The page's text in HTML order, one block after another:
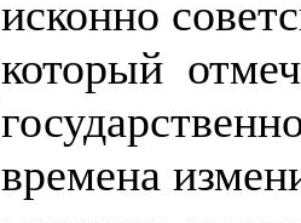
исконно
который
времена